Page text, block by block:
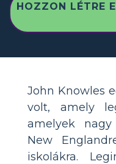
HOZZON LÉTRE
John Knowles
volt, amely
amelyek
New
iskolákra.